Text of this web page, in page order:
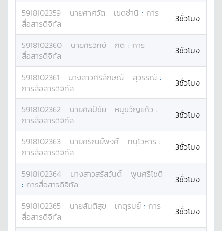
5918102359 นายศาศวัต เขตชำนิ : การ
สื่อสารดิจิทัล
3ชั่วโมง
5918102360 นายศิรวิทย์ กิติ : การ
สื่อสารดิจิทัล
3ชั่วโมง
5918102361 นางสาวศิริลักษณ์ สุวรรณ์ :
การสื่อสารดิจิทัล
3ชั่วโมง
5918102362 นายศิลป์ชัย หนูขวัญแก้ว :
การสื่อสารดิจิทัล
3ชั่วโมง
5918102363 นายศรัณย์พงศ์ ทนุโวหาร :
การสื่อสารดิจิทัล
3ชั่วโมง
5918102364 นางสาวสรัสวันต์
พูนศรีโชติ
: การสื่อสารดิจิทัล 3ชั่วโมง
5918102365 นายสันติสุข เกตุรมย์ : การ
สื่อสารดิจิทัล
3ชั่วโมง